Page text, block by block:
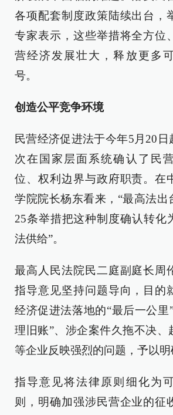
各项配套制度政策陆续出台，
专家表示，这些举措将全方位
营经济发展壮大，释放更多
号。
创造公平竞争环境
民营经济促进法于今年5月20
次在国家层面系统确认了民
位、权利边界与政府职责。在
学院院长杨东看来，“最高法出
25条举措把这种制度确认转化
法供给”。
最高人民法院民二庭副庭长周
指导意见坚持问题导向，目的
经济促进法落地的“最后一公里
理旧账”、涉企案件久拖不决、
等企业反映强烈的问题，予以明
指导意见将法律原则细化为
则，明确加强涉民营企业的征